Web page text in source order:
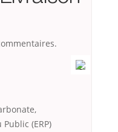
Public (ERP)